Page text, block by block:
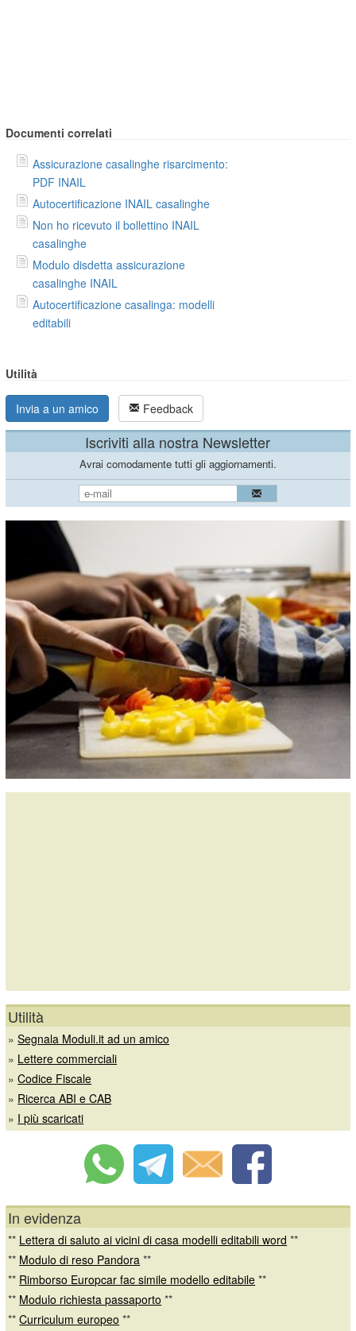
Documenti correlati
Assicurazione casalinghe risarcimento:
PDF INAIL
Autocertificazione INAIL casalinghe
Non ho ricevuto il bollettino INAIL
casalinghe
Modulo disdetta assicurazione
casalinghe INAIL
Autocertificazione casalinga: modelli
editabili
Utilità
Invia a un amico Feedback
Iscriviti alla nostra Newsletter
Avrai comodamente tutti gli aggiornamenti.
Utilità
»Segnala Moduli.it ad un amico
» Lettere commerciali
»Codice Fiscale
» Ricerca ABI e CAB
» I più scaricati
In evidenza
** Lettera di saluto ai vicini di casa modelli editabili word **
** Modulo di reso Pandora **
** Rimborso Europcar fac simile modello editabile **
** Modulo richiesta passaporto **
**Curriculum europeo **